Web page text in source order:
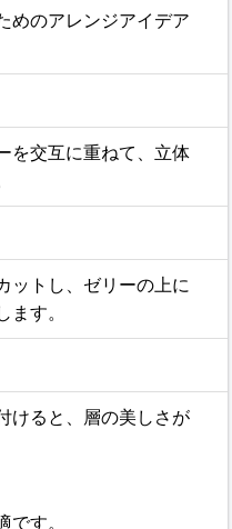
めのアレンジアイデア
を交互に重ねて、立体
ットし、ゼリーの上に
ます。
けると、層の美しさが
です。